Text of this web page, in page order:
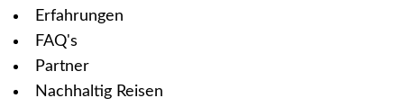
Erfahrungen
FAQ's
Partner
Nachhaltig Reisen